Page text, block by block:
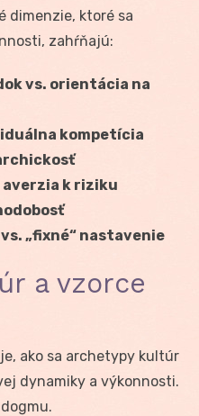
dimenzie, ktoré sa
zahŕňajú:
vs. orientácia na
kompetícia
k riziku
„fixné“ nastavenie
a vzorce
ako sa archetypy kultúr
dynamiky a výkonnosti.